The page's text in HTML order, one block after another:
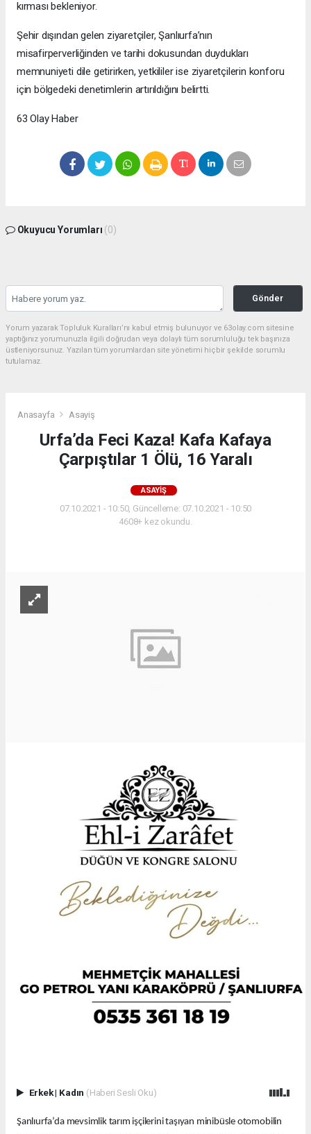
kırması bekleniyor.
Şehir dışından gelen ziyaretçiler, Şanlıurfa’nın
misafirperverliğinden ve tarihi dokusundan duydukları
memnuniyeti dile getirirken, yetkililer ise ziyaretçilerin konforu
için bölgedeki denetimlerin artırıldığını belirtti.
63 Olay Haber
Okuyucu Yorumları (0)
Gönder
Yorum yazarak Topluluk Kuralları’nı kabul etmiş bulunuyor ve 63olay.com sitesine
yaptığınız yorumunuzla ilgili doğrudan veya dolaylı tüm sorumluluğu tek başınıza
üstleniyorsunuz. Yazılan tüm yorumlardan site yönetimi hiçbir şekilde sorumlu
tutulamaz.
Anasayfa Asayiş
Urfa’da Feci Kaza! Kafa Kafaya
Çarpıştılar 1 Ölü, 16 Yaralı
ASAYIŞ
07.10.2021 - 10:50, Güncelleme: 07.10.2021 - 10:50
4608+ kez okundu.
Erkek| Kadın (Haberi Sesli Oku)
Şanlıurfa’da mevsimlik tarım işçilerini taşıyan minibüsle otomobilin